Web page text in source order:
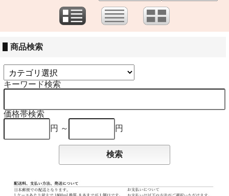
商品検索
キーワード検索
価格帯検索
円 ～
円